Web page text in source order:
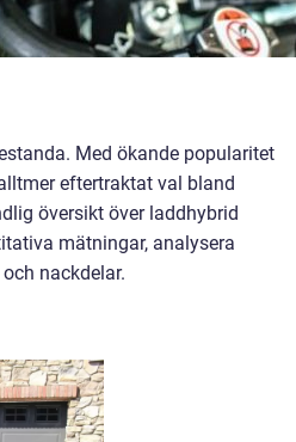
Med ökande popularitet
eftertraktat val bland
översikt över laddhybrid
mätningar, analysera
nackdelar.